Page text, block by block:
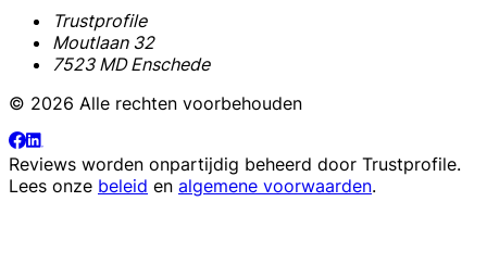
Trustprofile
Moutlaan 32
7523 MD Enschede
© 2026 Alle rechten voorbehouden
Reviews worden onpartijdig beheerd door Trustprofile.
Lees onze beleid en algemene voorwaarden.